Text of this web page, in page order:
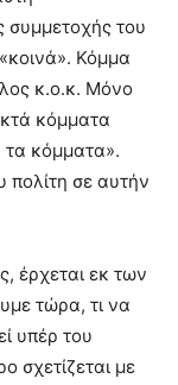
συμμετοχής του
Κόμμα
κ.ο.κ. Μόνο
κόμματα
τα κόμματα».
πολίτη σε αυτήν
έρχεται εκ των
τώρα, τι να
υπέρ του
σχετίζεται με